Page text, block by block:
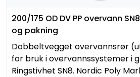
200/175 OD DV PP overvann
og pakning
Dobbeltvegget overvannsrør
for bruk i overvannssystemer i
Ringstivhet SN8. Nordic Poly